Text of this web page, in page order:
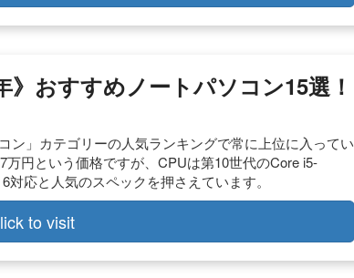
おすすめノートパソコン15選！
ン」カテゴリーの人気ランキングで常に上位に入ってい
円という価格ですが、CPUは第10世代のCore i5-
応と人気のスペックを押さえています。
to visit